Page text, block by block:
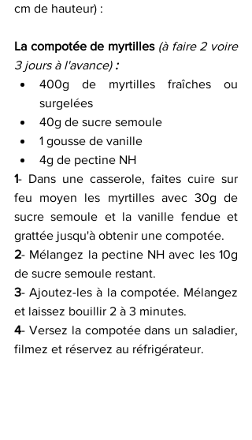
cm de hauteur) :
La compotée de myrtilles (à faire 2 voire
3 jours à l'avance) :
400g de myrtilles fraîches ou
surgelées
40g de sucre semoule
1 gousse de vanille
4g de pectine NH
1- Dans une casserole, faites cuire sur
feu moyen les myrtilles avec 30g de
sucre semoule et la vanille fendue et
grattée jusqu'à obtenir une compotée.
2- Mélangez la pectine NH avec les 10g
de sucre semoule restant.
3- Ajoutez-les à la compotée. Mélangez
et laissez bouillir 2 à 3 minutes.
4- Versez la compotée dans un saladier,
filmez et réservez au réfrigérateur.